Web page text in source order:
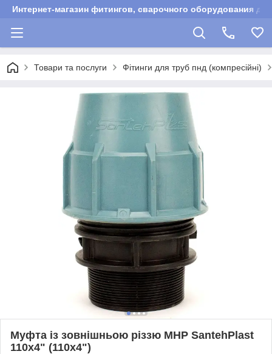
Интернет-магазин фитингов, сварочного оборудования
Товари та послуги Фітинги для труб пнд (компресійні)
Муфта із зовнішньою різзю МНР SantehPlast
110х4" (110х4")